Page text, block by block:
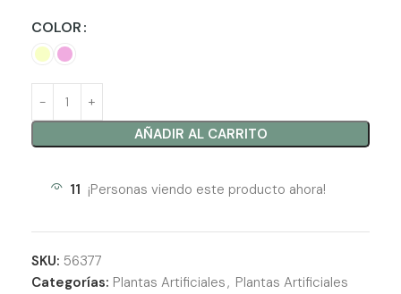
COLOR
AÑADIR AL CARRITO
11 ¡Personas viendo este producto ahora!
SKU: 56377
Categorías: Plantas Artificiales, Plantas Artificiales